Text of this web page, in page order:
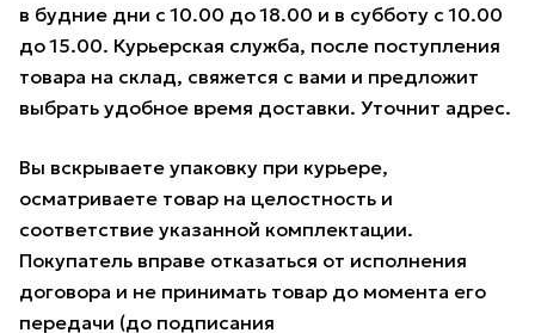
в будние дни с 10.00 до 18.00 и в субботу с 10.00
до 15.00. Курьерская служба, после поступления
товара на склад, свяжется с вами и предложит
выбрать удобное время доставки. Уточнит адрес.
Вы вскрываете упаковку при курьере,
осматриваете товар на целостность и
соответствие указанной комплектации.
Покупатель вправе отказаться от исполнения
договора и не принимать товар до момента его
передачи (до подписания